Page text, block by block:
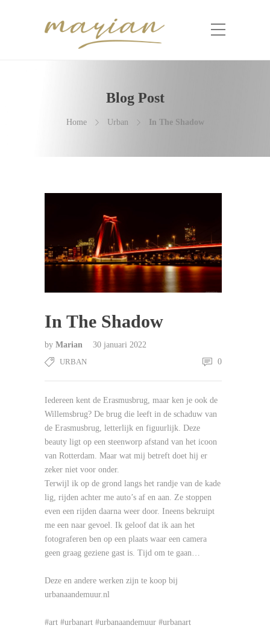
Blog Post
Home Urban In The Shadow
In The Shadow
by Marian
30 januari 2022
URBAN
0
Iedereen kent de Erasmusbrug, maar ken je ook de
Willemsbrug? De brug die leeft in de schaduw van
de Erasmusbrug, letterlijk en figuurlijk. Deze
beauty ligt op een steenworp afstand van het icoon
van Rotterdam. Maar wat mij betreft doet hij er
zeker niet voor onder.
Terwijl ik op de grond langs het randje van de kade
lig, rijden achter me auto’s af en aan. Ze stoppen
even een rijden daarna weer door. Ineens bekruipt
me een naar gevoel. Ik geloof dat ik aan het
fotograferen ben op een plaats waar een camera
geen graag geziene gast is. Tijd om te gaan…
Deze en andere werken zijn te koop bij
urbanaandemuur.nl
#art #urbanart #urbanaandemuur #urbanart